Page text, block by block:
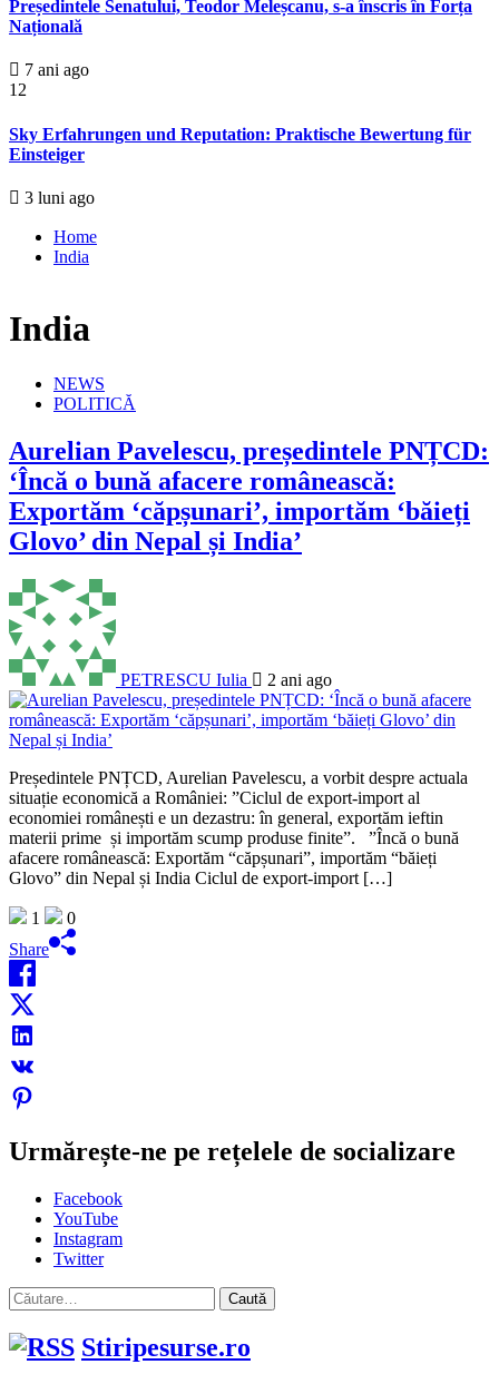
Președintele Senatului, Teodor Meleșcanu, s-a înscris în Forța
Națională
7 ani ago
12
Sky Erfahrungen und Reputation: Praktische Bewertung für
Einsteiger
3 luni ago
Home
India
India
NEWS
POLITICĂ
Aurelian Pavelescu, președintele PNȚCD:
‘Încă o bună afacere românească:
Exportăm ‘căpșunari’, importăm ‘băieți
Glovo’ din Nepal și India’
PETRESCU Iulia 2 ani ago
Președintele PNȚCD, Aurelian Pavelescu, a vorbit despre actuala
situație economică a României: ”Ciclul de export-import al
economiei românești e un dezastru: în general, exportăm ieftin
materii prime și importăm scump produse finite”. ”Încă o bună
afacere românească: Exportăm “căpșunari”, importăm “băieți
Glovo” din Nepal și India Ciclul de export-import […]
1
0
Share
Urmărește-ne pe rețelele de socializare
Facebook
YouTube
Instagram
Twitter
Caută
după:
Stiripesurse.ro